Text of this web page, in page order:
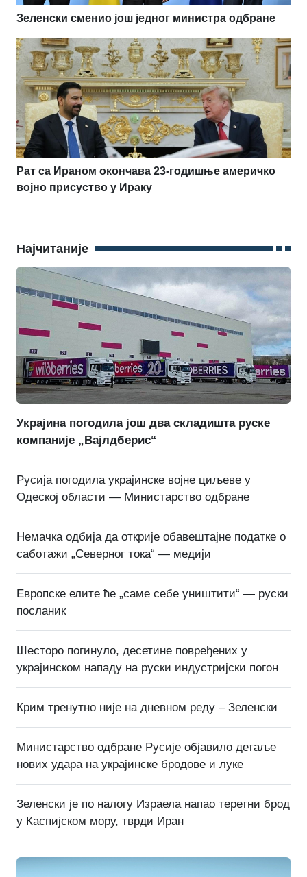
Зеленски сменио још једног министра одбране
Рат са Ираном окончава 23-годишње америчко
војно присуство у Ираку
Најчитаније
Украјина погодила још два складишта руске
компаније „Вајлдберис“
Русија погодила украјинске војне циљеве у
Одеској области — Министарство одбране
Немачка одбија да открије обавештајне податке о
саботажи „Северног тока“ — медији
Европске елите ће „саме себе уништити“ — руски
посланик
Шесторо погинуло, десетине повређених у
украјинском нападу на руски индустријски погон
Крим тренутно није на дневном реду – Зеленски
Министарство одбране Русије објавило детаље
нових удара на украјинске бродове и луке
Зеленски је по налогу Израела напао теретни брод
у Каспијском мору, тврди Иран